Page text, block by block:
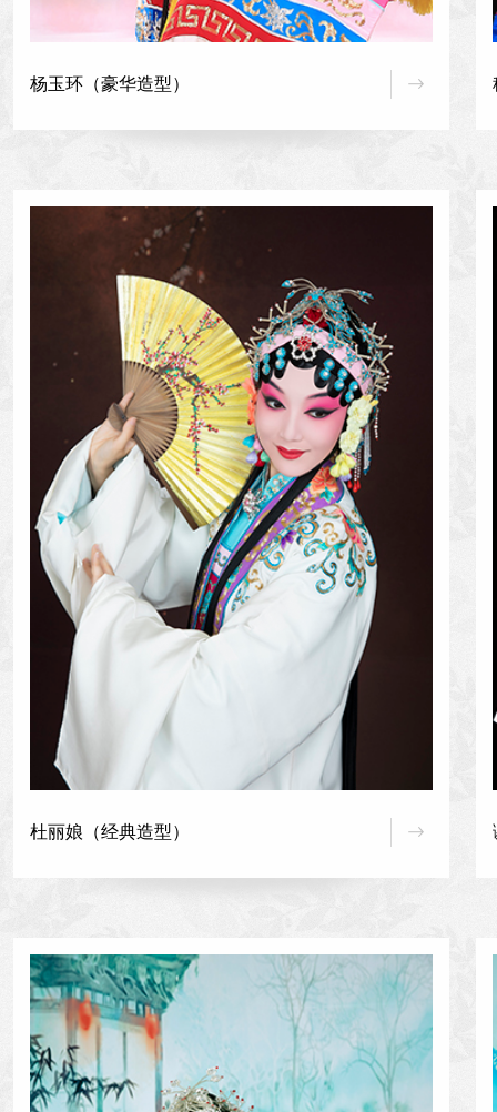
杨玉环（豪华造型）
杜丽娘（经典造型）